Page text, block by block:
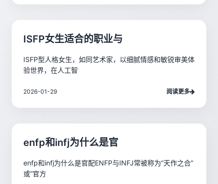
ISFP女生适合的职业与
ISFP型人格女生，如同艺术家，以细腻情感和敏锐审美体
验世界，在人工智
2026-01-29 阅读更多
enfp和infj为什么是官
enfp和infj为什么是官配ENFP与INFJ常被称为“天作之合”
或“官方